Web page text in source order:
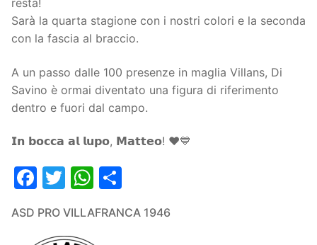
Sarà la quarta stagione con i nostri colori e la seconda
con la fascia al braccio.
A un passo dalle 100 presenze in maglia Villans, Di
Savino è ormai diventato una figura di riferimento
dentro e fuori dal campo.
𝗜𝗻 𝗯𝗼𝗰𝗰𝗮 𝗮𝗹 𝗹𝘂𝗽𝗼, 𝗠𝗮𝘁𝘁𝗲𝗼! ❤️💙
Facebook
TwitterWhatsApp
ASD PRO VILLAFRANCA 1946